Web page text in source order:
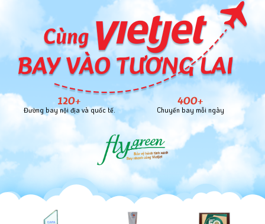
120+
Đường bay nội địa và quốc tế.
400+
Chuyến bay mỗi ngày